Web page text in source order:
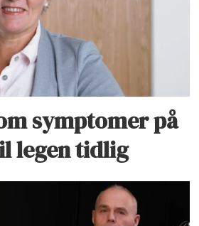
symptomer på
legen tidlig